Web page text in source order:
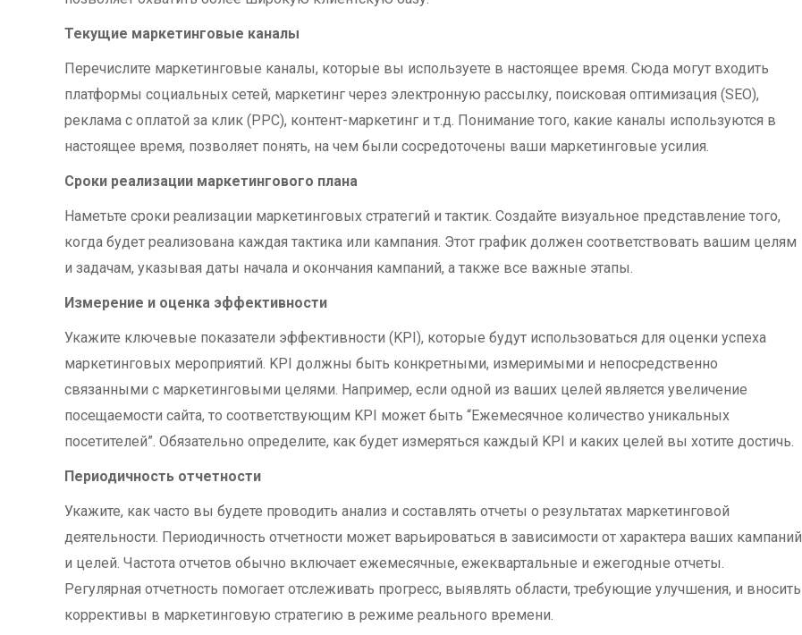
Текущие маркетинговые каналы
Перечислите маркетинговые каналы, которые вы используете в настоящее время. Сюда могут входить
платформы социальных сетей, маркетинг через электронную рассылку, поисковая оптимизация (SEO),
реклама с оплатой за клик (PPC), контент-маркетинг и т.д. Понимание того, какие каналы используются в
настоящее время, позволяет понять, на чем были сосредоточены ваши маркетинговые усилия.
Сроки реализации маркетингового плана
Наметьте сроки реализации маркетинговых стратегий и тактик. Создайте визуальное представление того,
когда будет реализована каждая тактика или кампания. Этот график должен соответствовать вашим целям
и задачам, указывая даты начала и окончания кампаний, а также все важные этапы.
Измерение и оценка эффективности
Укажите ключевые показатели эффективности (KPI), которые будут использоваться для оценки успеха
маркетинговых мероприятий. KPI должны быть конкретными, измеримыми и непосредственно
связанными с маркетинговыми целями. Например, если одной из ваших целей является увеличение
посещаемости сайта, то соответствующим KPI может быть “Ежемесячное количество уникальных
посетителей”. Обязательно определите, как будет измеряться каждый KPI и каких целей вы хотите достичь.
Периодичность отчетности
Укажите, как часто вы будете проводить анализ и составлять отчеты о результатах маркетинговой
деятельности. Периодичность отчетности может варьироваться в зависимости от характера ваших кампаний
и целей. Частота отчетов обычно включает ежемесячные, ежеквартальные и ежегодные отчеты.
Регулярная отчетность помогает отслеживать прогресс, выявлять области, требующие улучшения, и вносить
коррективы в маркетинговую стратегию в режиме реального времени.